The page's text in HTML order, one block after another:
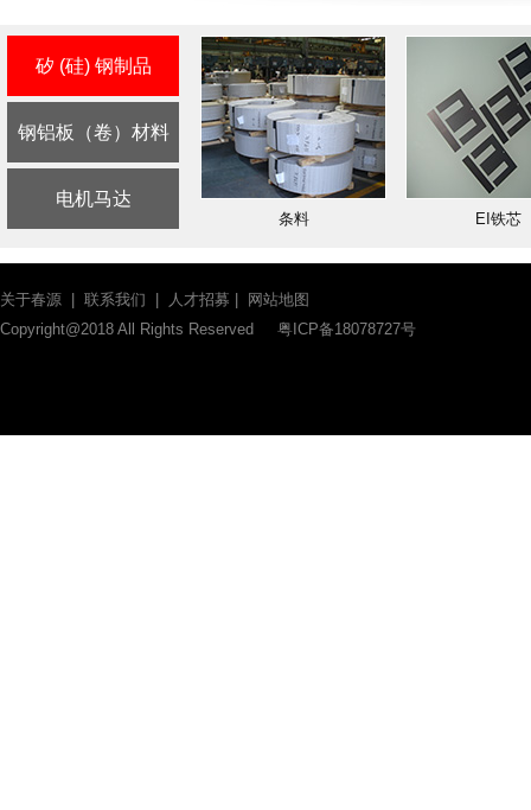
矽 (硅) 钢制品
钢铝板（卷）材料
电机马达
条料 EI铁芯
关于春源 联系我们 人才招募
网站地图
Copyright@2018 All Rights Reserved 粤ICP备18078727号